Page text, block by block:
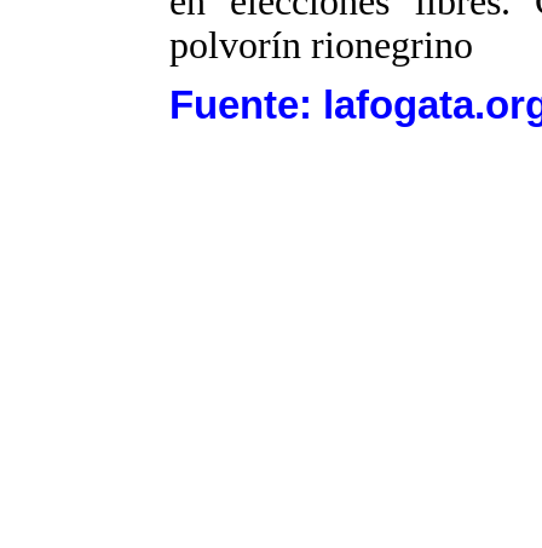
polvorín rionegrino
Fuente: